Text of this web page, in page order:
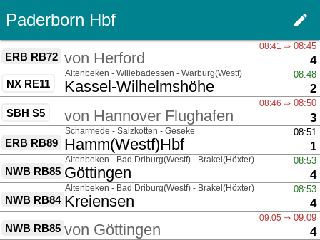
Paderborn Hbf Menü
edit
ERB RB72 von
Herford
08:41 ⇒ 08:45
4
über
NX RE11 nach
Kassel-Wilhelmshöhe
08:48
2
über
Altenbeken - Willebadessen - Warburg(Westf)
SBH S5 von
Hannover Flughafen
08:46 ⇒ 08:50
3
ERB RB89 nach
Hamm(Westf)Hbf
08:51
1
über
Scharmede - Salzkotten - Geseke
NWB RB85 nach
Göttingen
08:53
4
über
Altenbeken - Bad Driburg(Westf) - Brakel(Höxter)
NWB RB84 nach
Kreiensen
08:53
4
über
Altenbeken - Bad Driburg(Westf) - Brakel(Höxter)
NWB RB85 von
Göttingen
09:05 ⇒ 09:09
4